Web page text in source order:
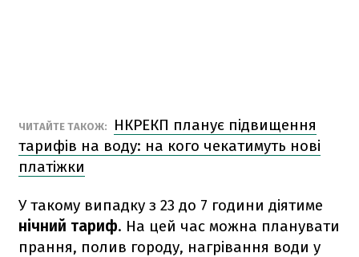
ЧИТАЙТЕ ТАКОЖ:
НКРЕКП планує підвищення
тарифів на воду: на кого чекатимуть нові
платіжки
У такому випадку з 23 до 7 години діятиме
нічний тариф. На цей час можна планувати
прання, полив городу, нагрівання води у